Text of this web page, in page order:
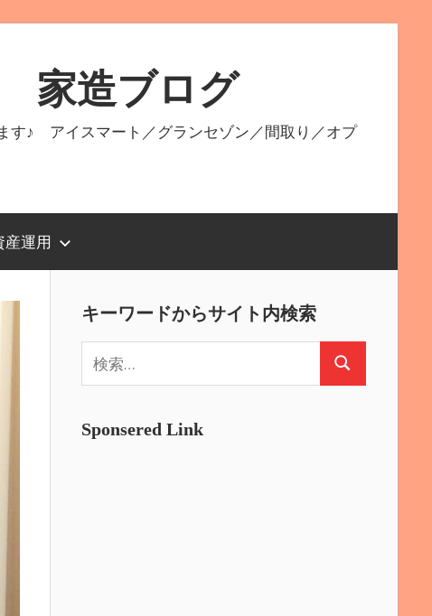
家造ブログ
す♪ アイスマート／グランセゾン／間取り／オプ
産運用
キーワードからサイト内検索
検
Sponsered Link